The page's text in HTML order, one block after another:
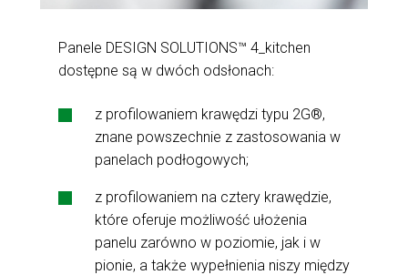
Panele DESIGN SOLUTIONS™ 4_kitchen
dostępne są w dwóch odsłonach:
z profilowaniem krawędzi typu 2G®,
znane powszechnie z zastosowania w
panelach podłogowych;
z profilowaniem na cztery krawędzie,
które oferuje możliwość ułożenia
panelu zarówno w poziomie, jak i w
pionie, a także wypełnienia niszy między